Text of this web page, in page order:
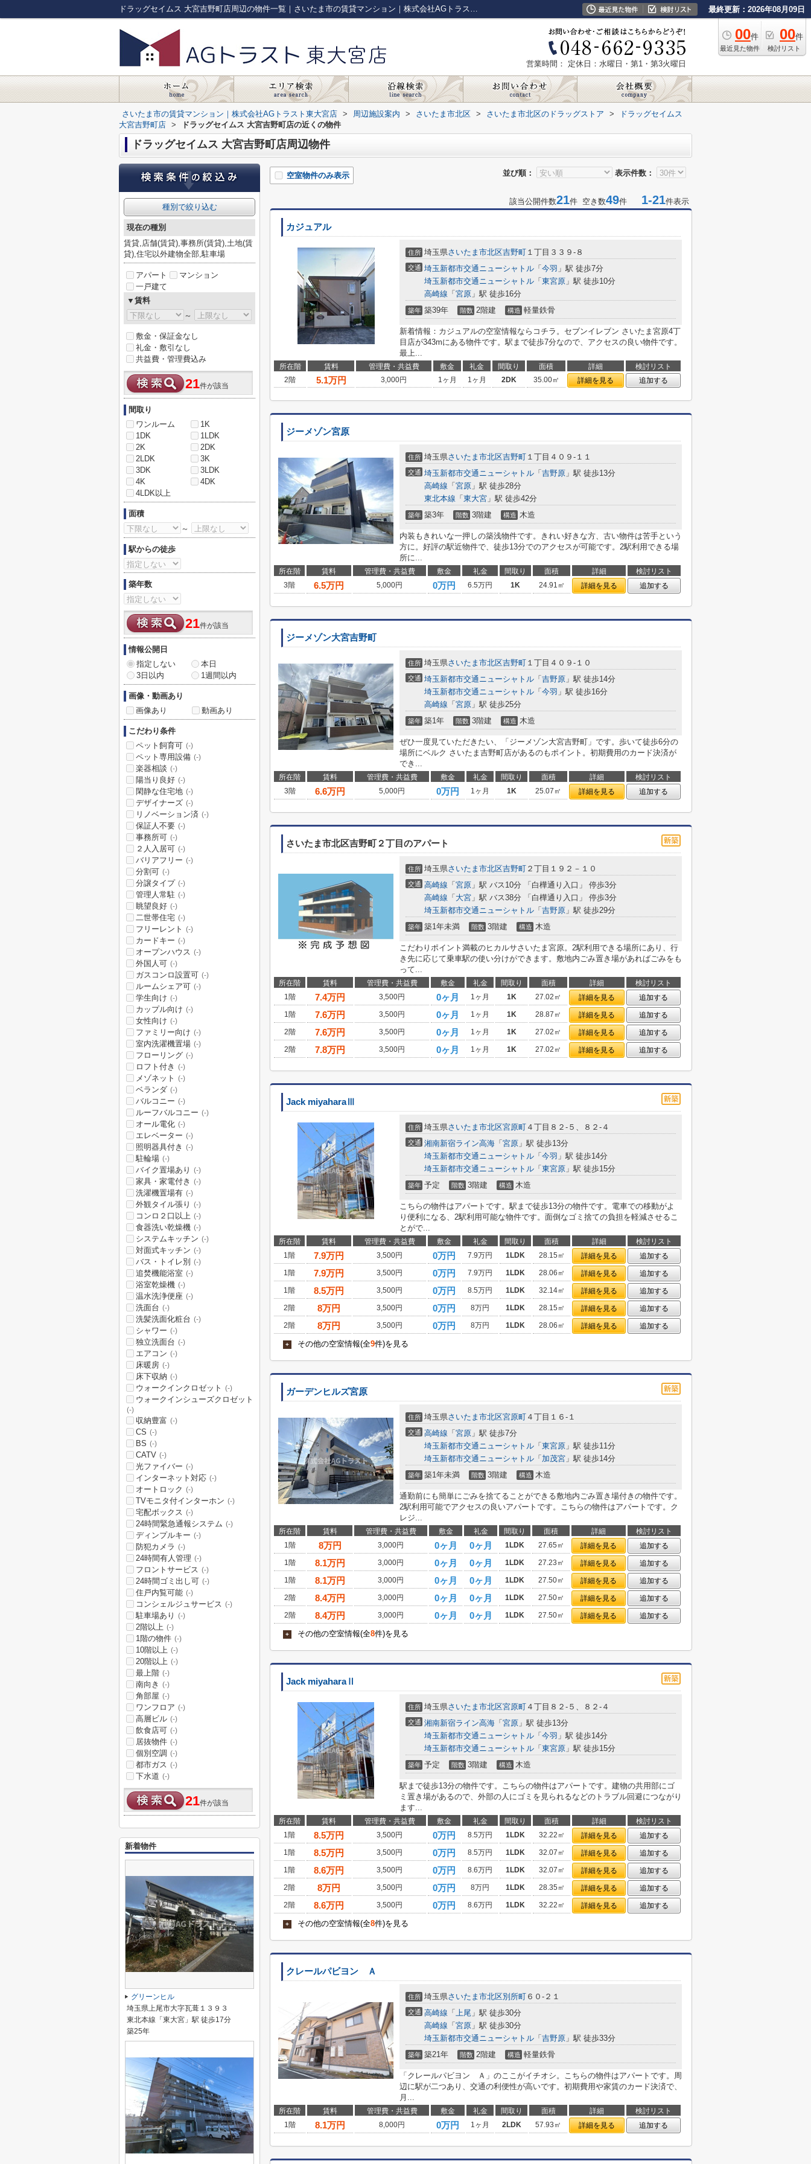
ドラッグセイムス 大宮吉野町店周辺の物件一覧｜さいたま市の賃貸マンション｜株式会社AGトラスト東大宮店 最終更新：2026年08月09日
00件
最近見た物件
00件
検討リスト
営業時間： 定休日：水曜日・第1・第3火曜日
さいたま市の賃貸マンション｜株式会社AGトラスト東大宮店 > 周辺施設案内 > さいたま市北区 > さいたま市北区のドラッグストア >
ドラッグセイムス
大宮吉野町店 > ドラッグセイムス 大宮吉野町店の近くの物件
ドラッグセイムス 大宮吉野町店周辺物件
並び順： 表示件数：
空室物件のみ表示
該当公開件数21件 空き数49件 1-21件表示
カジュアル
住所 埼玉県さいたま市北区吉野町 １丁目３３９-８
交通 埼玉新都市交通ニューシャトル 「 今羽 」駅 徒歩7分
埼玉新都市交通ニューシャトル 「 東宮原 」駅 徒歩10分
高崎線 「 宮原 」駅 徒歩16分
築年 築39年 階数 2階建 構造 軽量鉄骨
新着情報：カジュアルの空室情報ならコチラ。セブンイレブン さいたま宮原4丁
目店が343mにある物件です。駅まで徒歩7分なので、アクセスの良い物件です。
最上...
所在階 賃料 管理費・共益費 敷金 礼金 間取り 面積 詳細
検討リスト
2階
5.1万円 3,000円 1ヶ月 1ヶ月 2DK 35.00㎡ 詳細を見る 追加する
ジーメゾン宮原
住所 埼玉県さいたま市北区吉野町 １丁目４０９-１１
交通 埼玉新都市交通ニューシャトル 「 吉野原 」駅 徒歩13分
高崎線 「 宮原 」駅 徒歩28分
東北本線 「 東大宮 」駅 徒歩42分
築年 築3年 階数 3階建 構造 木造
内装もきれいな一押しの築浅物件です。きれい好きな方、古い物件は苦手という
方に。好評の駅近物件で、徒歩13分でのアクセスが可能です。2駅利用できる場
所に...
所在階 賃料 管理費・共益費 敷金 礼金 間取り 面積 詳細
検討リスト
3階
6.5万円 5,000円 0万円 6.5万円 1K 24.91㎡ 詳細を見る 追加する
ジーメゾン大宮吉野町
住所 埼玉県さいたま市北区吉野町 １丁目４０９-１０
交通 埼玉新都市交通ニューシャトル 「 吉野原 」駅 徒歩14分
埼玉新都市交通ニューシャトル 「 今羽 」駅 徒歩16分
高崎線 「 宮原 」駅 徒歩25分
築年 築1年 階数 3階建 構造 木造
ぜひ一度見ていただきたい、「ジーメゾン大宮吉野町」です。歩いて徒歩6分の
場所にベルク さいたま吉野町店があるのもポイント。初期費用のカード決済が
でき...
所在階 賃料 管理費・共益費 敷金 礼金 間取り 面積 詳細
検討リスト
3階
6.6万円 5,000円 0万円 1ヶ月 1K 25.07㎡ 詳細を見る 追加する
さいたま市北区吉野町２丁目のアパート
住所 埼玉県さいたま市北区吉野町 ２丁目１９２－１０
交通 高崎線 「 宮原 」駅 バス10分 「白樺通り入口」 停歩3分
高崎線 「 大宮 」駅 バス38分 「白樺通り入口」 停歩3分
埼玉新都市交通ニューシャトル 「 吉野原 」駅 徒歩29分
築年 築1年未満 階数 3階建 構造 木造
こだわりポイント満載のヒカルサさいたま宮原。2駅利用できる場所にあり、行
き先に応じて乗車駅の使い分けができます。敷地内ごみ置き場があればごみをも
って...
所在階 賃料 管理費・共益費 敷金 礼金 間取り 面積 詳細
検討リスト
1階
7.4万円 3,500円 0ヶ月 1ヶ月 1K 27.02㎡ 詳細を見る
追加する
1階
7.6万円 3,500円 0ヶ月 1ヶ月 1K 28.87㎡ 詳細を見る
追加する
2階
7.6万円 3,500円 0ヶ月 1ヶ月 1K 27.02㎡ 詳細を見る
追加する
2階
7.8万円 3,500円 0ヶ月 1ヶ月 1K 27.02㎡ 詳細を見る 追加する
Jack miyaharaⅢ
住所 埼玉県さいたま市北区宮原町 ４丁目８２-５、８２-４
交通 湘南新宿ライン高海 「 宮原 」駅 徒歩13分
埼玉新都市交通ニューシャトル 「 今羽 」駅 徒歩14分
埼玉新都市交通ニューシャトル 「 東宮原 」駅 徒歩15分
築年 予定 階数 3階建 構造 木造
こちらの物件はアパートです。駅まで徒歩13分の物件です。電車での移動がよ
り便利になる、2駅利用可能な物件です。面倒なゴミ捨ての負担を軽減させるこ
とがで...
所在階 賃料 管理費・共益費 敷金 礼金 間取り 面積 詳細
検討リスト
1階
7.9万円 3,500円 0万円 7.9万円 1LDK 28.15㎡ 詳細を見る
追加する
1階
7.9万円 3,500円 0万円 7.9万円 1LDK 28.06㎡ 詳細を見る
追加する
1階
8.5万円 3,500円 0万円 8.5万円 1LDK 32.14㎡ 詳細を見る
追加する
2階
8万円 3,500円 0万円 8万円 1LDK 28.15㎡ 詳細を見る
追加する
2階
8万円 3,500円 0万円 8万円 1LDK 28.06㎡ 詳細を見る 追加する
+ その他の空室情報(全9件)を見る
ガーデンヒルズ宮原
住所 埼玉県さいたま市北区宮原町 ４丁目１６-１
交通 高崎線 「 宮原 」駅 徒歩7分
埼玉新都市交通ニューシャトル 「 東宮原 」駅 徒歩11分
埼玉新都市交通ニューシャトル 「 加茂宮 」駅 徒歩14分
築年 築1年未満 階数 3階建 構造 木造
通勤前にも簡単にごみを捨てることができる敷地内ごみ置き場付きの物件です。
2駅利用可能でアクセスの良いアパートです。こちらの物件はアパートです。ク
レジ...
所在階 賃料 管理費・共益費 敷金 礼金 間取り 面積 詳細
検討リスト
1階
8万円 3,000円 0ヶ月 0ヶ月 1LDK 27.65㎡ 詳細を見る
追加する
1階
8.1万円 3,000円 0ヶ月 0ヶ月 1LDK 27.23㎡ 詳細を見る
追加する
1階
8.1万円 3,000円 0ヶ月 0ヶ月 1LDK 27.50㎡ 詳細を見る
追加する
2階
8.4万円 3,000円 0ヶ月 0ヶ月 1LDK 27.50㎡ 詳細を見る
追加する
2階
8.4万円 3,000円 0ヶ月 0ヶ月 1LDK 27.50㎡ 詳細を見る 追加する
+ その他の空室情報(全8件)を見る
Jack miyaharaⅡ
住所 埼玉県さいたま市北区宮原町 ４丁目８２-５、８２-４
交通 湘南新宿ライン高海 「 宮原 」駅 徒歩13分
埼玉新都市交通ニューシャトル 「 今羽 」駅 徒歩14分
埼玉新都市交通ニューシャトル 「 東宮原 」駅 徒歩15分
築年 予定 階数 3階建 構造 木造
駅まで徒歩13分の物件です。こちらの物件はアパートです。建物の共用部にゴ
ミ置き場があるので、外部の人にゴミを見られるなどのトラブル回避につながり
ます...
所在階 賃料 管理費・共益費 敷金 礼金 間取り 面積 詳細
検討リスト
1階
8.5万円 3,500円 0万円 8.5万円 1LDK 32.22㎡ 詳細を見る
追加する
1階
8.5万円 3,500円 0万円 8.5万円 1LDK 32.07㎡ 詳細を見る
追加する
1階
8.6万円 3,500円 0万円 8.6万円 1LDK 32.07㎡ 詳細を見る
追加する
2階
8万円 3,500円 0万円 8万円 1LDK 28.35㎡ 詳細を見る
追加する
2階
8.6万円 3,500円 0万円 8.6万円 1LDK 32.22㎡ 詳細を見る 追加する
+ その他の空室情報(全8件)を見る
クレールパビヨン Ａ
住所 埼玉県さいたま市北区別所町 ６０-２１
交通 高崎線 「 上尾 」駅 徒歩30分
高崎線 「 宮原 」駅 徒歩30分
埼玉新都市交通ニューシャトル 「 吉野原 」駅 徒歩33分
築年 築21年 階数 2階建 構造 軽量鉄骨
「クレールパビヨン Ａ」のここがイチオシ。こちらの物件はアパートです。周
辺に駅が二つあり、交通の利便性が高いです。初期費用や家賃のカード決済で、
月...
所在階 賃料 管理費・共益費 敷金 礼金 間取り 面積 詳細
検討リスト
1階
8.1万円 8,000円 0万円 1ヶ月 2LDK 57.93㎡ 詳細を見る 追加する
種別で絞り込む
現在の種別
賃貸,店舗(賃貸),事務所(賃貸),土地(賃
貸),住宅以外建物全部,駐車場
アパート
マンション
一戸建て
▼賃料
～
敷金・保証金なし
礼金・敷引なし
共益費・管理費込み
21件が該当
間取り
ワンルーム
1K
1DK
1LDK
2K
2DK
2LDK
3K
3DK
3LDK
4K
4DK
4LDK以上
面積
～
駅からの徒歩
築年数
21件が該当
情報公開日
指定しない
本日
3日以内
1週間以内
画像・動画あり
画像あり
動画あり
こだわり条件
ペット飼育可 (-)
ペット専用設備 (-)
楽器相談 (-)
陽当り良好 (-)
閑静な住宅地 (-)
デザイナーズ (-)
リノベーション済 (-)
保証人不要 (-)
事務所可 (-)
２人入居可 (-)
バリアフリー (-)
分割可 (-)
分譲タイプ (-)
管理人常駐 (-)
眺望良好 (-)
二世帯住宅 (-)
フリーレント (-)
カードキー (-)
オープンハウス (-)
外国人可 (-)
ガスコンロ設置可 (-)
ルームシェア可 (-)
学生向け (-)
カップル向け (-)
女性向け (-)
ファミリー向け (-)
室内洗濯機置場 (-)
フローリング (-)
ロフト付き (-)
メゾネット (-)
ベランダ (-)
バルコニー (-)
ルーフバルコニー (-)
オール電化 (-)
エレベーター (-)
照明器具付き (-)
駐輪場 (-)
バイク置場あり (-)
家具・家電付き (-)
洗濯機置場有 (-)
外観タイル張り (-)
コンロ２口以上 (-)
食器洗い乾燥機 (-)
システムキッチン (-)
対面式キッチン (-)
バス・トイレ別 (-)
追焚機能浴室 (-)
浴室乾燥機 (-)
温水洗浄便座 (-)
洗面台 (-)
洗髪洗面化粧台 (-)
シャワー (-)
独立洗面台 (-)
エアコン (-)
床暖房 (-)
床下収納 (-)
ウォークインクロゼット (-)
ウォークインシューズクロゼット
(-)
収納豊富 (-)
CS (-)
BS (-)
CATV (-)
光ファイバー (-)
インターネット対応 (-)
オートロック (-)
TVモニタ付インターホン (-)
宅配ボックス (-)
24時間緊急通報システム (-)
ディンプルキー (-)
防犯カメラ (-)
24時間有人管理 (-)
フロントサービス (-)
24時間ゴミ出し可 (-)
住戸内覧可能 (-)
コンシェルジュサービス (-)
駐車場あり (-)
2階以上 (-)
1階の物件 (-)
10階以上 (-)
20階以上 (-)
最上階 (-)
南向き (-)
角部屋 (-)
ワンフロア (-)
高層ビル (-)
飲食店可 (-)
居抜物件 (-)
個別空調 (-)
都市ガス (-)
下水道 (-)
21件が該当
新着物件
グリーンヒル
埼玉県上尾市大字瓦葺１３９３
東北本線「東大宮」駅 徒歩17分
築25年